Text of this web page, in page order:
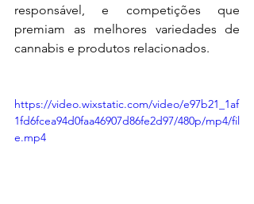
responsável, e competições que
premiam as melhores variedades de
cannabis e produtos relacionados.
https://video.wixstatic.com/video/e97b21_1af
1fd6fcea94d0faa46907d86fe2d97/480p/mp4/fil
e.mp4